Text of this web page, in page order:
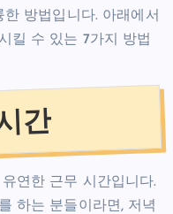
방법입니다. 아래에서
킬 수 있는 7가지 방법
간
연한 근무 시간입니다.
하는 분들이라면, 저녁